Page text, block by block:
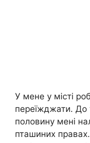
У мене у місті
переїжджати. До
половину мені
пташиних